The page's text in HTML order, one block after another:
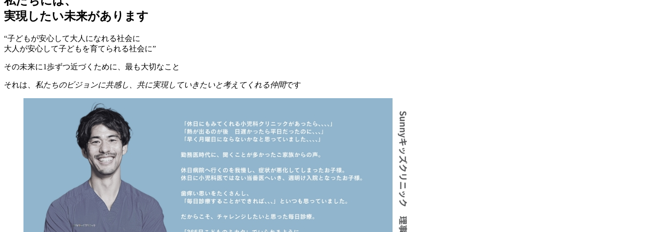
実現したい未来があります
“子どもが安心して大人になれる社会に
大人が安心して子どもを育てられる社会に”
その未来に1歩ずつ近づくために、最も大切なこと
それは、 私たちのビジョンに共感し、共に実現していきたいと考えてくれる仲間です